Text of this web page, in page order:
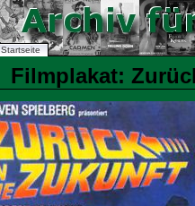
Startseite
Filmplakat: